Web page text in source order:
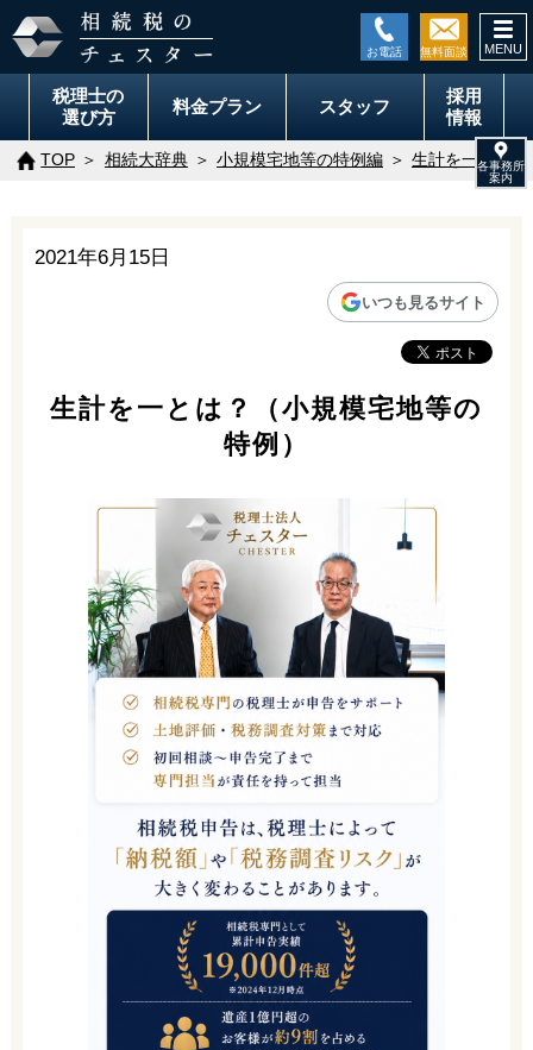
税理士の
選び方
料金プラン スタッフ
採用
情報
TOP 相続大辞典 小規模宅地等の特例編 生計を一とは
2021年6月15日
いつも見るサイト
生計を一とは？（小規模宅地等の
特例）